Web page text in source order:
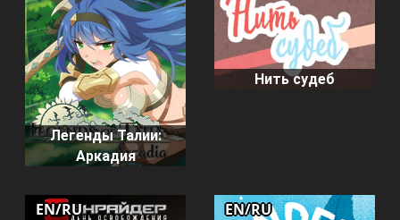
Легенды Талии:
Аркадия
Нить судеб
EN/RU EN/RU